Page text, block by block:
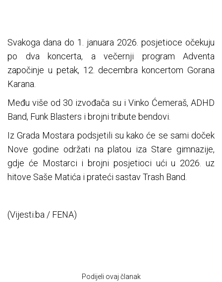
Svakoga dana do 1. januara 2026. posjetioce očekuju
po dva koncerta, a večernji program Adventa
započinje u petak, 12. decembra koncertom Gorana
Karana.
Među više od 30 izvođača su i Vinko Ćemeraš, ADHD
Band, Funk Blasters i brojni tribute bendovi.
Iz Grada Mostara podsjetili su kako će se sami doček
Nove godine održati na platou iza Stare gimnazije,
gdje će Mostarci i brojni posjetioci ući u 2026. uz
hitove Saše Matića i prateći sastav Trash Band.
(Vijesti.ba / FENA)
Podijeli ovaj članak